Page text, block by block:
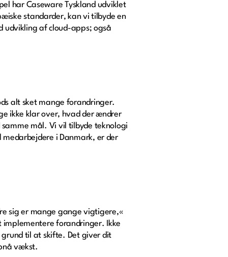
har Caseware Tyskland udviklet
standarder, kan vi tilbyde en
udvikling af cloud-apps; også
alt sket mange forandringer.
ikke klar over, hvad der ændrer
samme mål. Vi vil tilbyde teknologi
i Danmark, er der
sig er mange gange vigtigere,«
forandringer. Ikke
til at skifte. Det giver dit
vækst.